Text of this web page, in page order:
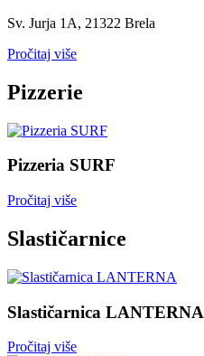
Sv. Jurja 1A, 21322 Brela
Pročitaj više
Pizzerie
Pizzeria SURF
Pročitaj više
Slastičarnice
Slastičarnica LANTERNA
Pročitaj više